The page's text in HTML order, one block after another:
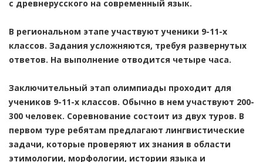
с древнерусского на современный язык.
В региональном этапе участвуют ученики 9-11-х
классов. Задания усложняются, требуя развернутых
ответов. На выполнение отводится четыре часа.
Заключительный этап олимпиады проходит для
учеников 9-11-х классов. Обычно в нем участвуют 200-
300 человек. Соревнование состоит из двух туров. В
первом туре ребятам предлагают лингвистические
задачи, которые проверяют их знания в области
этимологии, морфологии, истории языка и